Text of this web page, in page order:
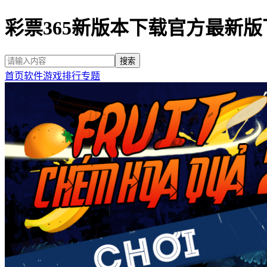
彩票365新版本下载官方最新
首页软件游戏排行专题